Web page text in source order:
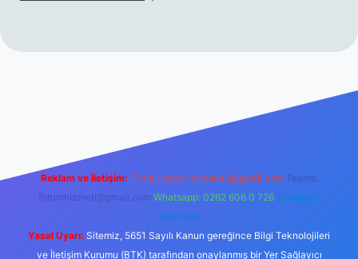
Reklam ve İletişim: E-mail: backlinkpaneli@gmail.com Teams:
forumhizmeti@gmail.com Whatsapp: 0262 606 0 726 Telegram:
@karabul
Yasal Uyarı: Sitemiz, 5651 Sayılı Kanun gereğince Bilgi Teknolojileri
ve İletişim Kurumu (BTK) tarafından onaylanmış bir Yer Sağlayıcı